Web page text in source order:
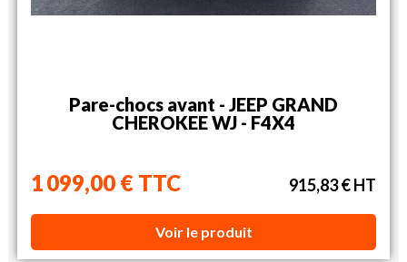
Pare-chocs avant - JEEP GRAND
CHEROKEE WJ - F4X4
1 099,00 € TTC 915,83 € HT
Voir le produit